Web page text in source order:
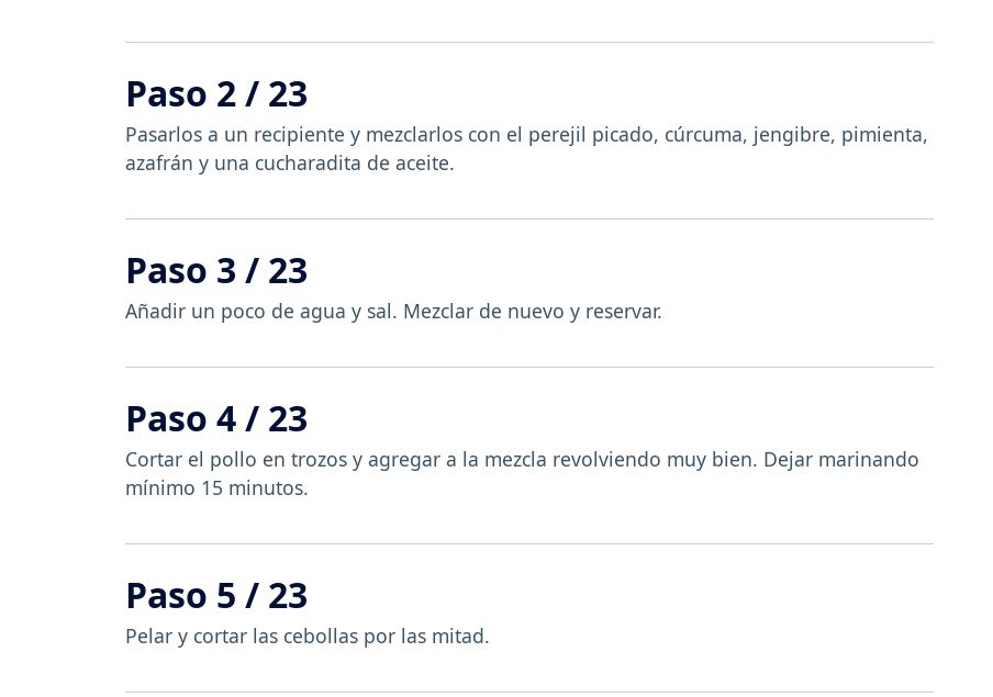
Paso 2 / 23
Pasarlos a un recipiente y mezclarlos con el perejil picado, cúrcuma, jengibre, pimienta,
azafrán y una cucharadita de aceite.
Paso 3 / 23
Añadir un poco de agua y sal. Mezclar de nuevo y reservar.
Paso 4 / 23
Cortar el pollo en trozos y agregar a la mezcla revolviendo muy bien. Dejar marinando
mínimo 15 minutos.
Paso 5 / 23
Pelar y cortar las cebollas por las mitad.